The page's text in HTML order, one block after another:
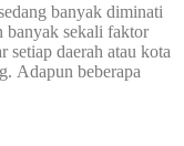
banyak diminati
banyak sekali faktor
setiap daerah atau kota
Adapun beberapa